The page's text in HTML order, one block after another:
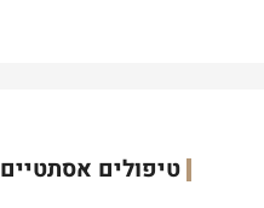
טיפולים אסתטיים